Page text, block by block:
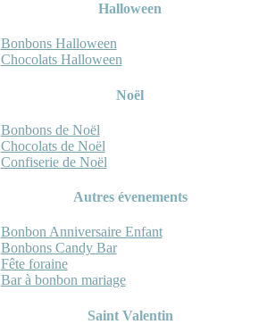
Halloween
Bonbons Halloween
Chocolats Halloween
Noël
Bonbons de Noël
Chocolats de Noël
Confiserie de Noël
Autres évenements
Bonbon Anniversaire Enfant
Bonbons Candy Bar
Fête foraine
Bar à bonbon mariage
Saint Valentin